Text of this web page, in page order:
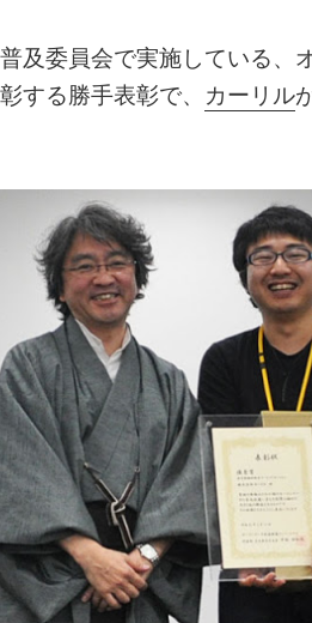
及委員会で実施している、
する勝手表彰で、 カーリル